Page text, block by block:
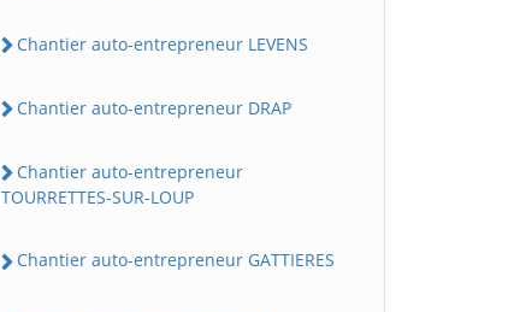
Chantier auto-entrepreneur LEVENS
Chantier auto-entrepreneur DRAP
Chantier auto-entrepreneur
TOURRETTES-SUR-LOUP
Chantier auto-entrepreneur GATTIERES